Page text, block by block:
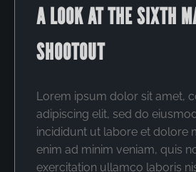
A LOOK AT THE SIXTH
SHOOTOUT
Lorem ipsum dolor sit amet,
adipiscing elit, sed do
incididunt ut labore et dolore
enim ad minim veniam, quis
exercitation ullamco laboris